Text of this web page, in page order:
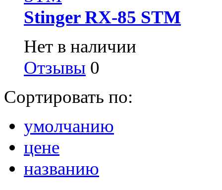
Stinger RX-85 STM
Нет в наличии
Отзывы 0
Сортировать по:
умолчанию
цене
названию